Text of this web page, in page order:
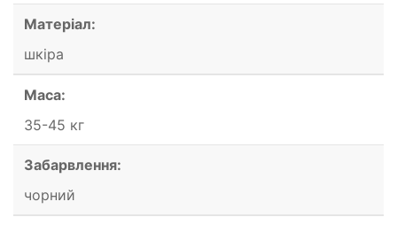
Матеріал:
шкіра
Маса:
35-45 кг
Забарвлення:
чорний